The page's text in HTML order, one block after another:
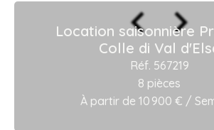
Location saisonnière
Colle di Val
Réf. 567219
8 pièces
À partir de 10 900 € /